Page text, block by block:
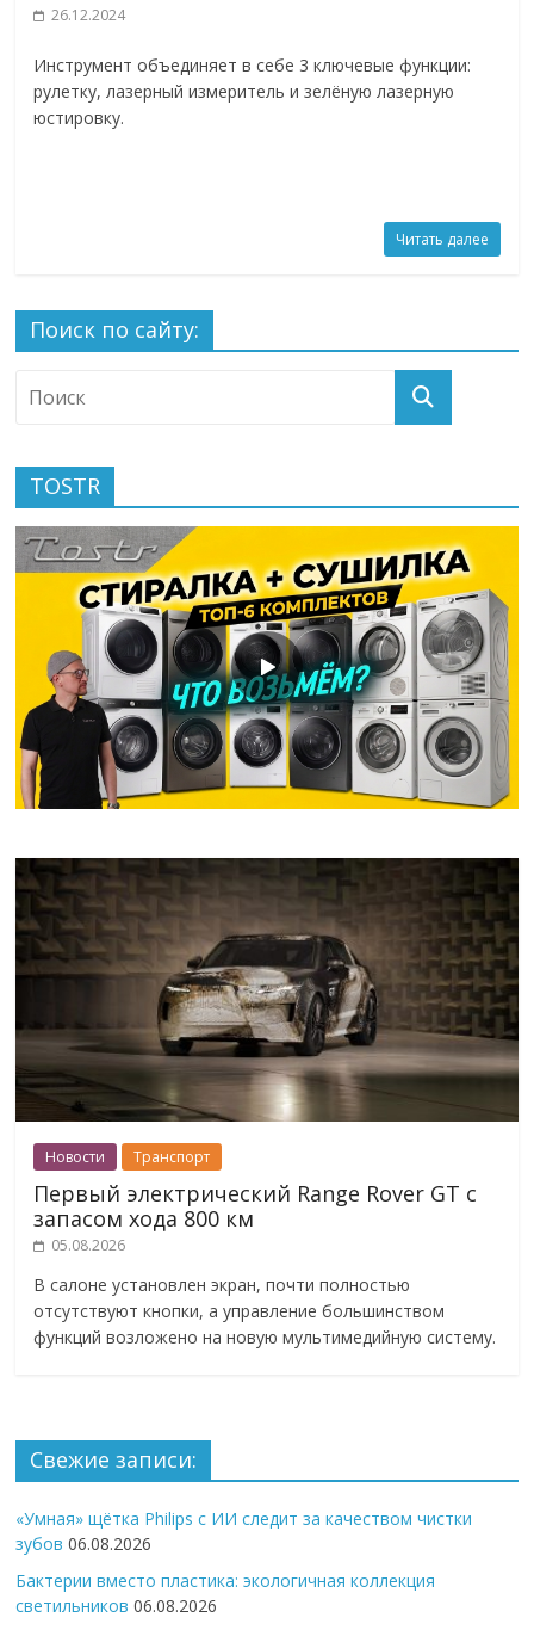
26.12.2024
Инструмент объединяет в себе 3 ключевые функции:
рулетку, лазерный измеритель и зелёную лазерную
юстировку.
Читать далее
Поиск по сайту:
TOSTR
Новости Транспорт
Первый электрический Range Rover GT с
запасом хода 800 км
05.08.2026
В салоне установлен экран, почти полностью
отсутствуют кнопки, а управление большинством
функций возложено на новую мультимедийную систему.
Свежие записи:
«Умная» щётка Philips с ИИ следит за качеством чистки
зубов 06.08.2026
Бактерии вместо пластика: экологичная коллекция
светильников 06.08.2026